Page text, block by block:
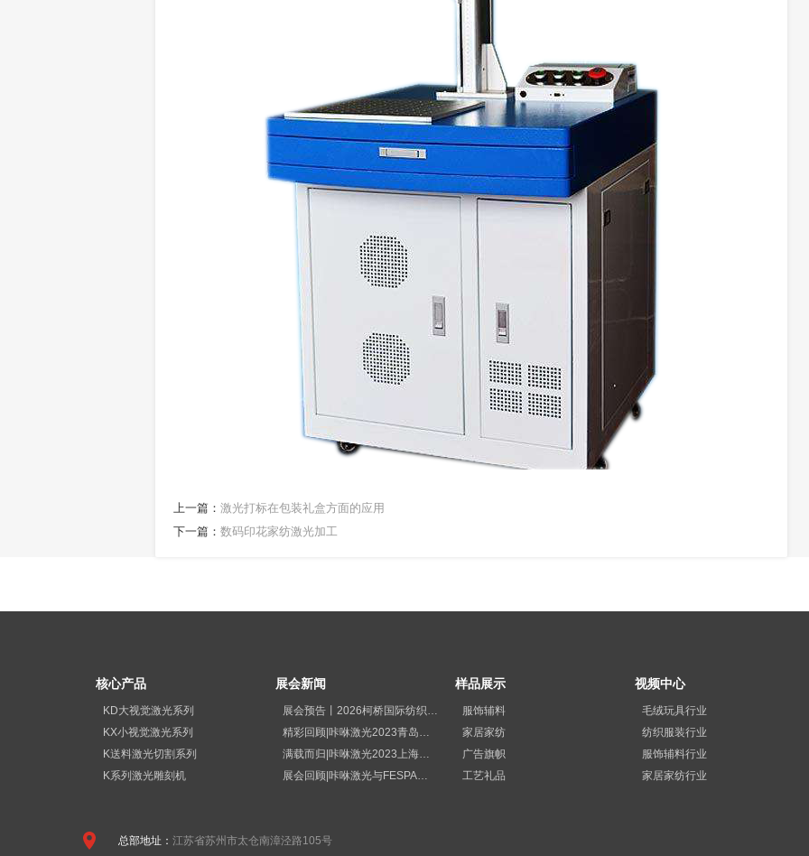
上一篇： 激光打标在包装礼盒方面的应用
下一篇： 数码印花家纺激光加工
核心产品
KD大视觉激光系列
KX小视觉激光系列
K送料激光切割系列
K系列激光雕刻机
展会新闻
展会预告丨2026柯桥国际纺织品印花工业展览会
精彩回顾|咔咻激光2023青岛国际纺织品印花工业展览会再次出圈
满载而归|咔咻激光2023上海广印展精彩回顾！
展会回顾|咔咻激光与FESPA德国展直击现场
样品展示
服饰辅料
家居家纺
广告旗帜
工艺礼品
视频中心
毛绒玩具行业
纺织服装行业
服饰辅料行业
家居家纺行业
总部地址： 江苏省苏州市太仓南漳泾路105号